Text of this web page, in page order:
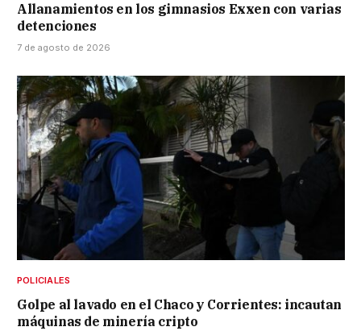
Allanamientos en los gimnasios Exxen con varias
detenciones
7 de agosto de 2026
POLICIALES
Golpe al lavado en el Chaco y Corrientes: incautan
máquinas de minería cripto